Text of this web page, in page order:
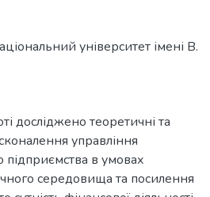
університет імені В.
досліджено теоретичні та
управління
підприємства в умовах
середовища та посилення